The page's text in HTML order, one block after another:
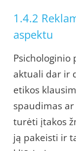
1.4.2
aspektu
Psichologinio
aktuali dar ir
etikos
spaudimas
turėti įtakos
ją pakeisti ir